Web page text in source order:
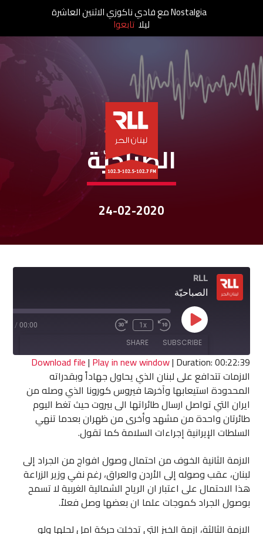
نشرات الأخبار
الصباحيّة
24-02-2020
RLL
الصباحيّة
Play
Episode
Rewind
10
Seconds
1x
Fast
seconds
00:00
/
SUBSCRIBE
SHARE
RSS FEED
SHARE
LINK
EMBED
Download file| Play in new window| Duration: 00:22:39
الازمات تتدافع على لبنان الذي يحاول جهاداً وبقدراته
المحدودة استيعابها وآخرها فيروس كورونا الذي وصله من
ايران التي تواصل ارسال طائراتها الى بيروت حيث تغط اليوم
طائرتان واحدة من مشهد وأخرى من ظهران بعدما تنهي
السلطات الإيرانية إجراءات السلامة كما تقول.
الازمة الثانية الخوف من احتمال وصول افواج من الجراد إلى
لبنان، عقب وصوله إلى الأردن والعراق، رغم نفي وزير الزراعة
هذا الاحتمال على اعتبار ان الرياح الشمالية الغربية لا تسمح
بوصول الجراد كموجات علما ان بعضها وصل فعلاً.
الازمة الثالثة، ازمة الخبز التي تدخلت حركة امل لحلها ولو
Nostalgia مع فادي ناكوزي الاثنين العاشرة
ليلا تابعوا